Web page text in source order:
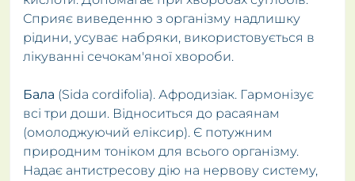
Сприяє виведенню з організму надлишку
рідини, усуває набряки, використовується в
лікуванні сечокам'яної хвороби.
Бала (Sida cordifolia). Афродизіак. Гармонізує
всі три доши. Відноситься до расаянам
(омолоджуючий еліксир). Є потужним
природним тоніком для всього організму.
Надає антистресову дію на нервову систему,